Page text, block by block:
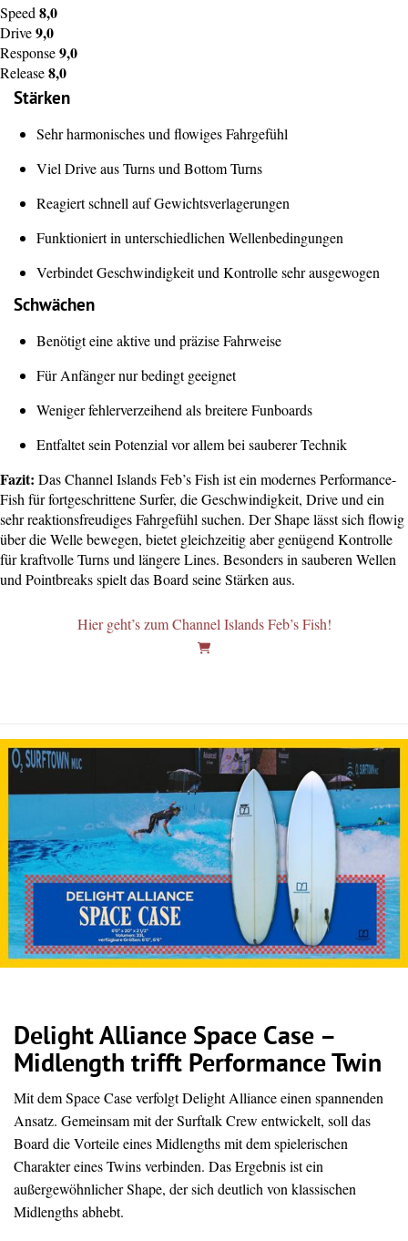
Speed 8,0
Drive9,0
Response9,0
Release8,0
Stärken
Sehr harmonisches und flowiges Fahrgefühl
Viel Drive aus Turns und Bottom Turns
Reagiert schnell auf Gewichtsverlagerungen
Funktioniert in unterschiedlichen Wellenbedingungen
Verbindet Geschwindigkeit und Kontrolle sehr ausgewogen
Schwächen
Benötigt eine aktive und präzise Fahrweise
Für Anfänger nur bedingt geeignet
Weniger fehlerverzeihend als breitere Funboards
Entfaltet sein Potenzial vor allem bei sauberer Technik
Fazit: Das Channel Islands Feb’s Fish ist ein modernes Performance-
Fish für fortgeschrittene Surfer, die Geschwindigkeit, Drive und ein
sehr reaktionsfreudiges Fahrgefühl suchen. Der Shape lässt sich flowig
über die Welle bewegen, bietet gleichzeitig aber genügend Kontrolle
für kraftvolle Turns und längere Lines. Besonders in sauberen Wellen
und Pointbreaks spielt das Board seine Stärken aus.
Hier geht’s zum Channel Islands Feb’s Fish!
Delight Alliance Space Case –
Midlength trifft Performance Twin
Mit dem Space Case verfolgt Delight Alliance einen spannenden
Ansatz. Gemeinsam mit der Surftalk Crew entwickelt, soll das
Board die Vorteile eines Midlengths mit dem spielerischen
Charakter eines Twins verbinden. Das Ergebnis ist ein
außergewöhnlicher Shape, der sich deutlich von klassischen
Midlengths abhebt.